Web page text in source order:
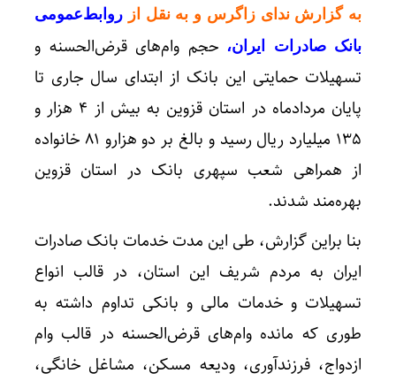
به گزارش ندای زاگرس و به نقل از روابط‌عمومی
بانک صادرات ایران، حجم وام‌های قرض‌الحسنه و
تسهیلات حمایتی این بانک از ابتدای سال جاری تا
پایان مردادماه در استان قزوین به بیش از ۴ هزار و
۱۳۵ میلیارد ریال رسید و بالغ بر دو هزارو ۸۱ خانواده
از همراهی شعب سپهری بانک در استان قزوین
بهره‌مند شدند.
بنا براین گزارش، طی این مدت خدمات بانک صادرات
ایران به مردم شریف این استان، در قالب انواع
تسهیلات و خدمات مالی و بانکی تداوم داشته به
طوری که مانده وام‌های قرض‌الحسنه در قالب وام
ازدواج، فرزندآوری، ودیعه مسکن، مشاغل خانگی،